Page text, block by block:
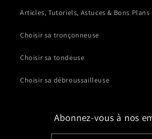
Articles, Tutoriels, Astuces & Bons Plans
Choisir sa tronçonneuse
Choisir sa tondeuse
Choisir sa débroussailleuse
Abonnez-vous à nos